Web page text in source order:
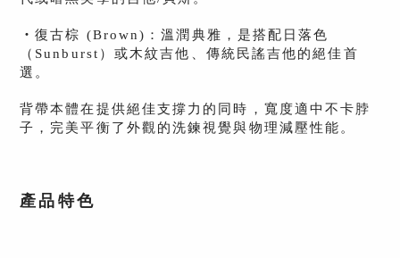
・復古棕 (Brown)：溫潤典雅，是搭配日落色
（Sunburst）或木紋吉他、傳統民謠吉他的絕佳首
選。
背帶本體在提供絕佳支撐力的同時，寬度適中不卡脖
子，完美平衡了外觀的洗鍊視覺與物理減壓性能。
產品特色